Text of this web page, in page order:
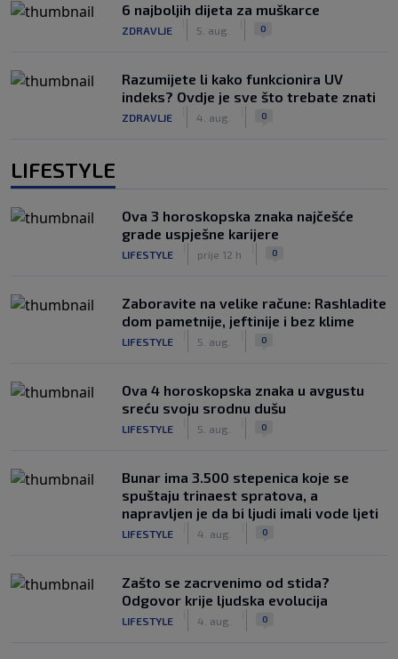
6 najboljih dijeta za muškarce
ZDRAVLJE 5. aug. 0
Razumijete li kako funkcionira UV
indeks? Ovdje je sve što trebate znati
ZDRAVLJE 4. aug. 0
LIFESTYLE
Ova 3 horoskopska znaka najčešće
grade uspješne karijere
LIFESTYLE prije 12 h 0
Zaboravite na velike račune: Rashladite
dom pametnije, jeftinije i bez klime
LIFESTYLE 5. aug. 0
Ova 4 horoskopska znaka u avgustu
sreću svoju srodnu dušu
LIFESTYLE 5. aug. 0
Bunar imа 3.500 stepenica koje se
spuštaju trinaest spratova, a
napravljen je da bi ljudi imali vode ljeti
LIFESTYLE 4. aug. 0
Zašto se zacrvenimo od stida?
Odgovor krije ljudska evolucija
LIFESTYLE 4. aug. 0